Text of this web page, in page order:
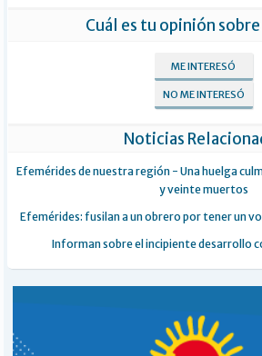
Cuál es tu opinión
ME INTERESÓ
NO ME INTERESÓ
Noticias
Efemérides de nuestra región - Una huelga
y veinte muertos
Efemérides: fusilan a un obrero por tener un
Informan sobre el incipiente desarrollo